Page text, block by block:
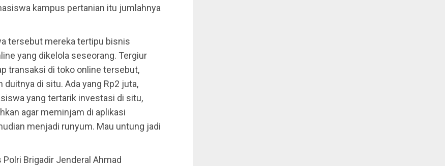
kampus pertanian itu jumlahnya
tersebut mereka tertipu bisnis
yang dikelola seseorang. Tergiur
transaksi di toko online tersebut,
di situ. Ada yang Rp2 juta,
yang tertarik investasi di situ,
agar meminjam di aplikasi
menjadi runyum. Mau untung jadi
Brigadir Jenderal Ahmad